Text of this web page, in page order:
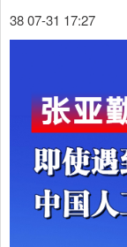
38 07-31 17:27